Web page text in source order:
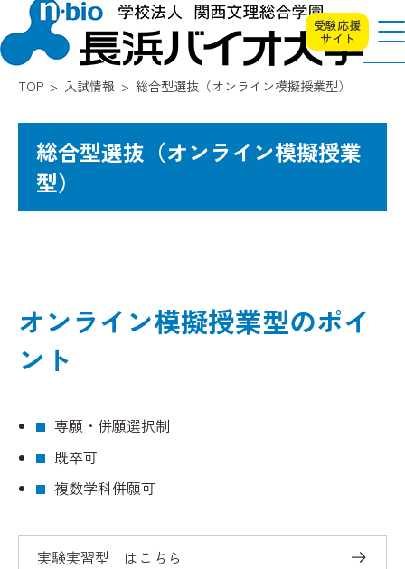
受験応援
サイト
TOP 入試情報 総合型選抜（オンライン模擬授業型）
総合型選抜（オンライン模擬授業
型）
オンライン模擬授業型のポイ
ント
専願・併願選択制
既卒可
複数学科併願可
実験実習型 はこちら